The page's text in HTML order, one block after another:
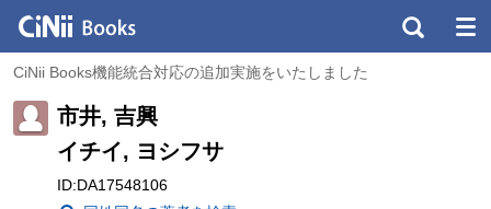
CiNii Books機能統合対応の追加実施をいたしました
市井, 吉興
イチイ, ヨシフサ
ID:DA17548106